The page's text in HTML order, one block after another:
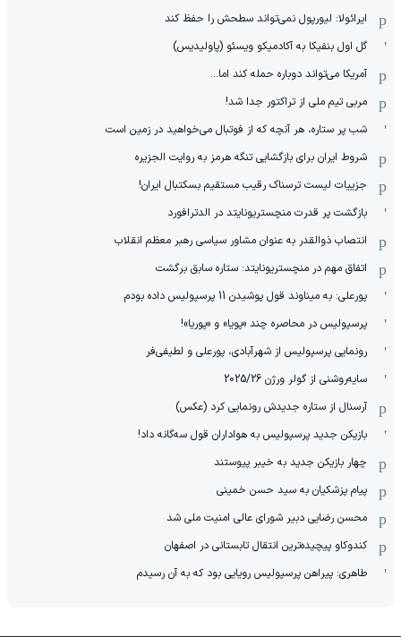
ایرائولا: لیورپول نمی‌تواند سطحش را حفظ کند
گل اول بنفیکا به آکادمیکو ویسئو (پاولیدیس)
آمریکا می‌تواند دوباره حمله کند اما...
مربی تیم ملی از تراکتور جدا شد!
شب پر ستاره، هر آنچه که از فوتبال می‌خواهید در زمین است
شروط ایران برای بازگشایی تنگه هرمز به روایت الجزیره
جزییات لیست ترسناک رقیب مستقیم بسکتبال ایران!
بازگشت پر قدرت منچستریونایتد در الدترافورد
انتصاب ذوالقدر به عنوان مشاور سیاسی رهبر معظم انقلاب
اتفاق مهم در منچستریونایتد: ستاره سابق برگشت
پورعلی: به میناوند قول پوشیدن 11 پرسپولیس داده بودم
پرسپولیس در محاصره چند «پویا» و «پوریا»!
رونمایی پرسپولیس از شهرآبادی، پورعلی و لطیفی‌فر
سایه‌روشنی از گولر ورژن 2025/26
آرسنال از ستاره جدیدش رونمایی کرد (عکس)
بازیکن جدید پرسپولیس به هواداران قول سه‌گانه داد!
چهار بازیکن جدید به خیبر پیوستند
پیام پزشکیان به سید حسن خمینی
محسن رضایی دبیر شورای عالی امنیت ملی شد
کندوکاو پیچیده‌ترین انتقال تابستانی در اصفهان
طاهری: پیراهن پرسپولیس رویایی بود که به آن رسیدم